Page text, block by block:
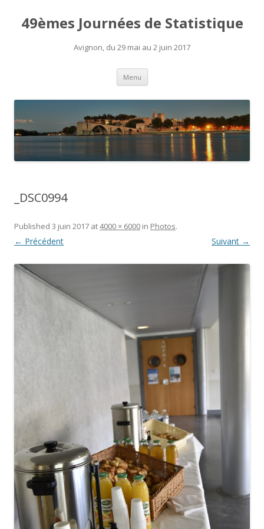
49èmes Journées de Statistique
Avignon, du 29 mai au 2 juin 2017
Menu Aller
contenu
_DSC0994
Published 3 juin 2017 at4000 × 6000 in Photos.
← Précédent Suivant →